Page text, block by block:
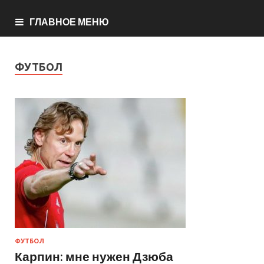
ГЛАВНОЕ МЕНЮ
ФУТБОЛ
ФУТБОЛ
Карпин: мне нужен Дзюба